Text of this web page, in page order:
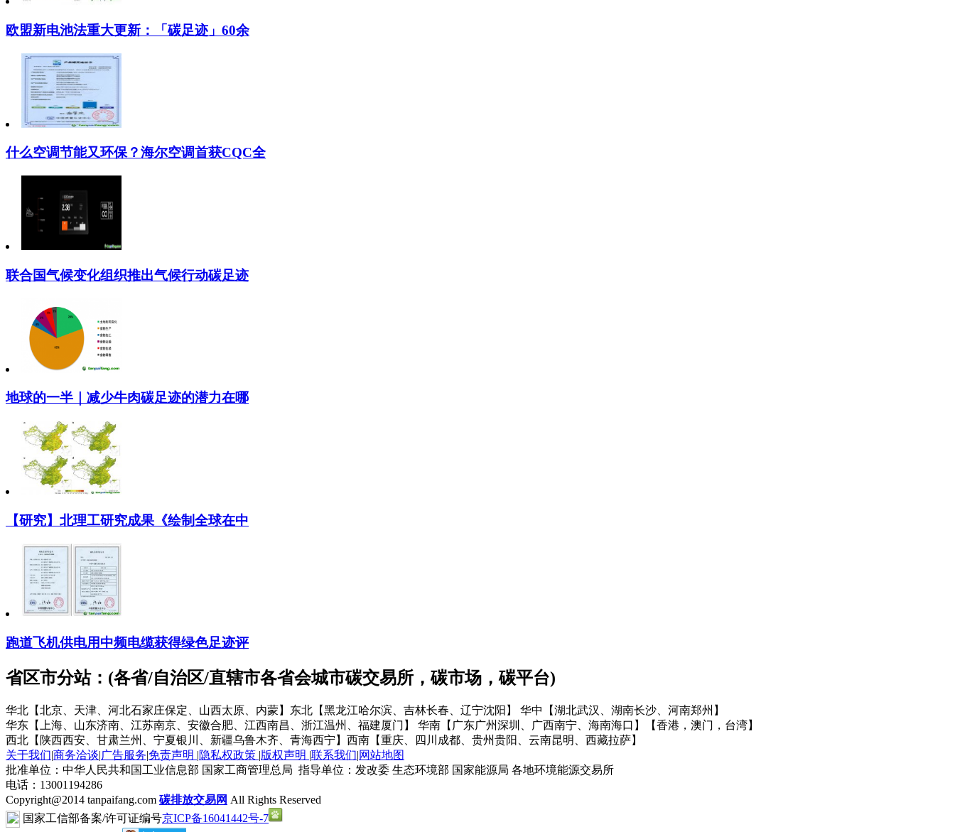
欧盟新电池法重大更新：「碳足迹」60余
什么空调节能又环保？海尔空调首获CQC全
联合国气候变化组织推出气候行动碳足迹
地球的一半｜减少牛肉碳足迹的潜力在哪
【研究】北理工研究成果《绘制全球在中
跑道飞机供电用中频电缆获得绿色足迹评
省区市分站：(各省/自治区/直辖市各省会城市碳交易所，碳市场，碳平台)
华北【北京、天津、河北石家庄保定、山西太原、内蒙】 东北【黑龙江哈尔滨、吉林长春、辽宁沈阳】
华中【湖北武汉、湖南长沙、河南郑州】
华东【上海、山东济南、江苏南京、安徽合肥、江西南昌、浙江温州、福建厦门】
华南【广东广州深圳、广西南宁、海南海口】
【香港，澳门，台湾】
西北【陕西西安、甘肃兰州、宁夏银川、新疆乌鲁木齐、青海西宁】 西南【重庆、四川成都、贵州贵阳、云南昆明、西藏拉萨】
关于我们|商务洽谈|广告服务|免责声明 |隐私权政策 |版权声明 |联系我们|网站地图
批准单位：中华人民共和国工业信息部 国家工商管理总局 指导单位：发改委 生态环境部 国家能源局 各地环境能源交易所
电话：13001194286
Copyright@2014 tanpaifang.com 碳排放交易网 All Rights Reserved
国家工信部备案/许可证编号京ICP备16041442号-7